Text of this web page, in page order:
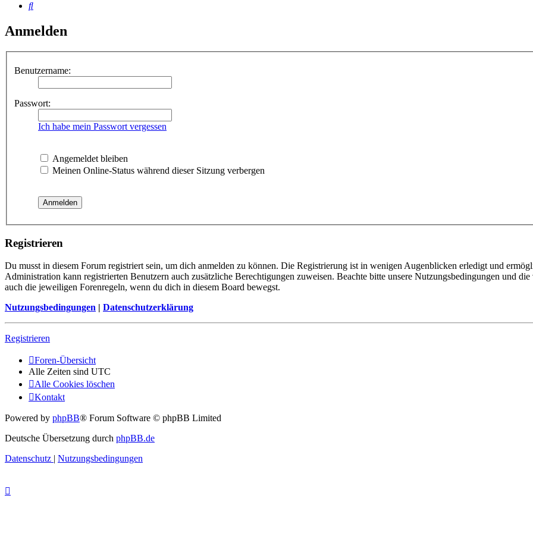
Suche
Anmelden
Benutzername:
Passwort:
Ich habe mein Passwort vergessen
Angemeldet bleiben
Meinen Online-Status während dieser Sitzung verbergen
Registrieren
Du musst in diesem Forum registriert sein, um dich anmelden zu können. Die Registrierung ist in wenigen Augenblicken erledigt und
Administration kann registrierten Benutzern auch zusätzliche Berechtigungen zuweisen. Beachte bitte unsere Nutzungsbedingungen und
auch die jeweiligen Forenregeln, wenn du dich in diesem Board bewegst.
Nutzungsbedingungen | Datenschutzerklärung
Registrieren
Foren-Übersicht
Alle Zeiten sind UTC
Alle Cookies löschen
Kontakt
Powered by phpBB® Forum Software © phpBB Limited
Deutsche Übersetzung durch phpBB.de
Datenschutz | Nutzungsbedingungen